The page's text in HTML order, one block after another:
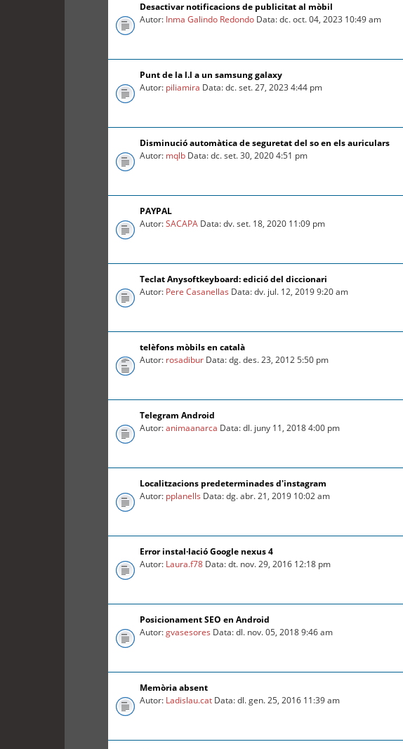
Desactivar notificacions de publicitat al mòbil
Autor: Inma Galindo Redondo Data: dc. oct. 04, 2023 10:49 am
Punt de la l.l a un samsung galaxy
Autor: piliamira Data: dc. set. 27, 2023 4:44 pm
Disminució automàtica de seguretat del so en els auriculars
Autor: mqlb Data: dc. set. 30, 2020 4:51 pm
PAYPAL
Autor:SACAPA Data: dv. set. 18, 2020 11:09 pm
Teclat Anysoftkeyboard: edició del diccionari
Autor: Pere Casanellas Data: dv. jul. 12, 2019 9:20 am
telèfons mòbils en català
Autor: rosadibur Data: dg. des. 23, 2012 5:50 pm
Telegram Android
Autor:animaanarca Data: dl. juny 11, 2018 4:00 pm
Localitzacions predeterminades d'instagram
Autor: pplanells Data: dg. abr. 21, 2019 10:02 am
Error instal·lació Google nexus 4
Autor: Laura.f78 Data: dt. nov. 29, 2016 12:18 pm
Posicionament SEO en Android
Autor:gvasesores Data: dl. nov. 05, 2018 9:46 am
Memòria absent
Autor: Ladislau.cat Data: dl. gen. 25, 2016 11:39 am